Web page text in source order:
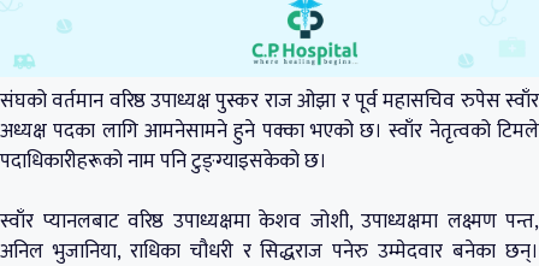
संघको वर्तमान वरिष्ठ उपाध्यक्ष पुस्कर राज ओझा र पूर्व महासचिव रुपेस स्वाँर
अध्यक्ष पदका लागि आमनेसामने हुने पक्का भएको छ। स्वाँर नेतृत्वको टिमले
पदाधिकारीहरूको नाम पनि टुङ्ग्याइसकेको छ।
स्वाँर प्यानलबाट वरिष्ठ उपाध्यक्षमा केशव जोशी, उपाध्यक्षमा लक्ष्मण पन्त,
अनिल भुजानिया, राधिका चौधरी र सिद्धराज पनेरु उम्मेदवार बनेका छन्।